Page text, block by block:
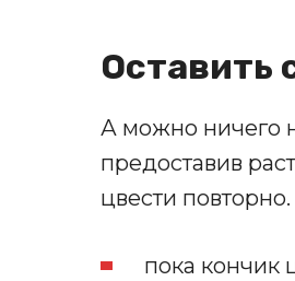
Оставить
А можно ничего
предоставив
цвести
пока кончик